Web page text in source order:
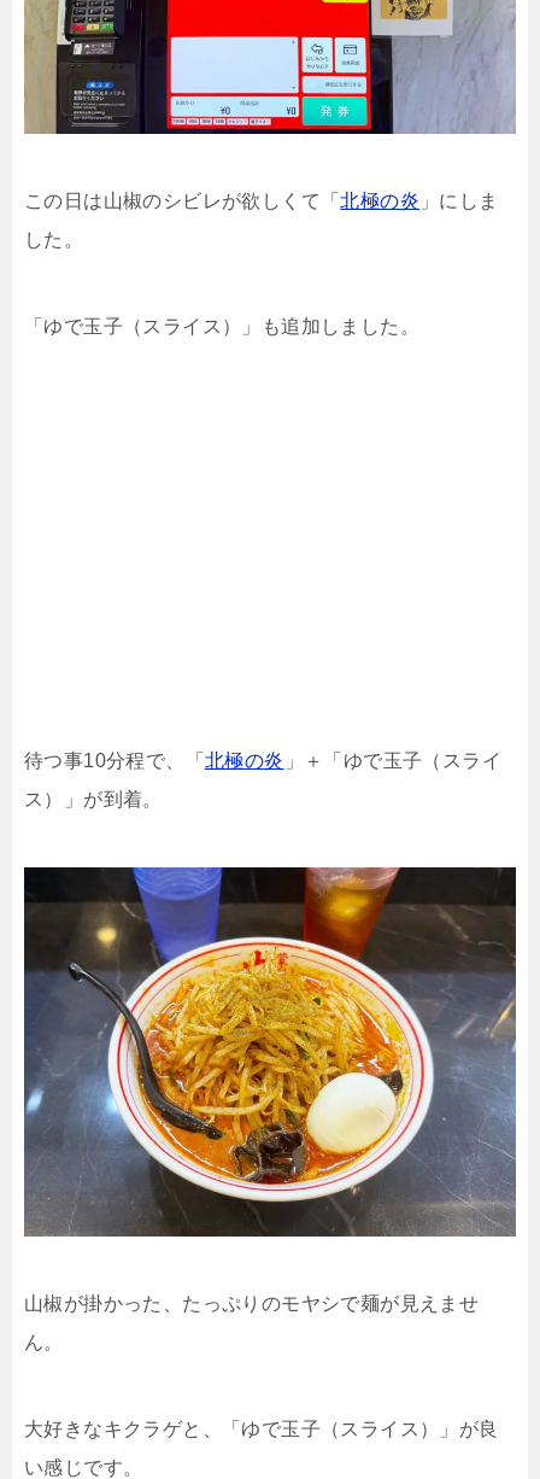
この日は山椒のシビレが欲しくて「北極の炎 」にしま
した。
「ゆで玉子（スライス）」も追加しました。
待つ事10分程で、「 北極の炎 」＋「ゆで玉子（スライ
ス）」が到着。
山椒が掛かった、たっぷりのモヤシで麺が見えませ
ん。
大好きなキクラゲと、「ゆで玉子（スライス）」が良
い感じです。